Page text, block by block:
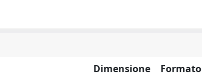
Dimensione Formato